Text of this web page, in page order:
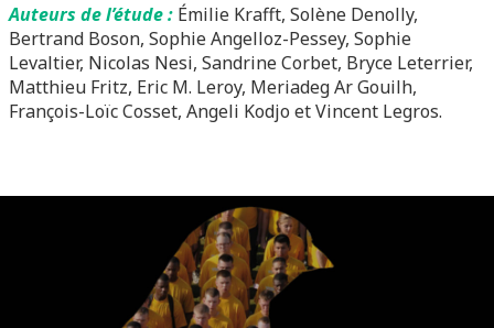
Auteurs de l’étude : Émilie Krafft, Solène Denolly,
Bertrand Boson, Sophie Angelloz-Pessey, Sophie
Levaltier, Nicolas Nesi, Sandrine Corbet, Bryce Leterrier,
Matthieu Fritz, Eric M. Leroy, Meriadeg Ar Gouilh,
François-Loïc Cosset, Angeli Kodjo et Vincent Legros.